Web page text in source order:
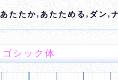
あたたか,あたためる,ダン,
ゴシック体